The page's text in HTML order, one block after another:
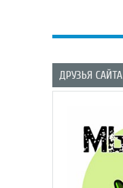
ДРУЗЬЯ САЙТА